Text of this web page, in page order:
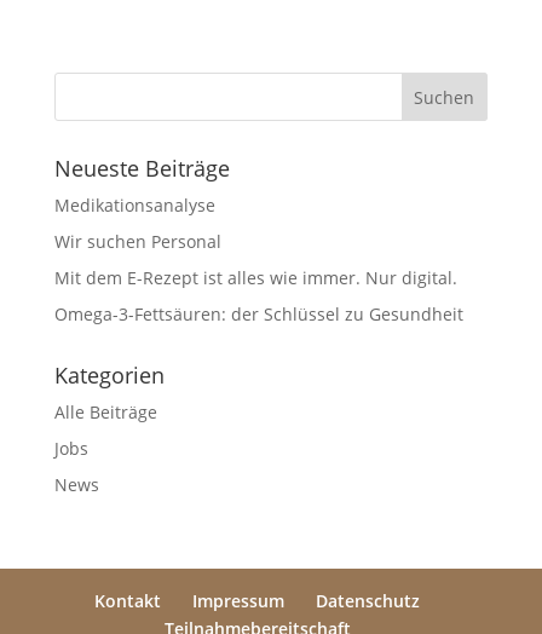
Neueste Beiträge
Medikationsanalyse
Wir suchen Personal
Mit dem E-Rezept ist alles wie immer. Nur digital.
Omega-3-Fettsäuren: der Schlüssel zu Gesundheit
Kategorien
Alle Beiträge
Jobs
News
Kontakt Impressum
Datenschutz
Teilnahmebereitschaft